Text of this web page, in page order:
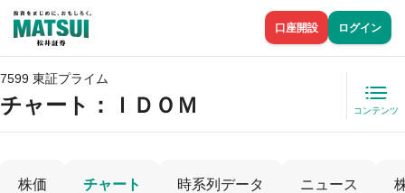
口座開設 ログイン
7599 東証プライム
チャート： ＩＤＯＭ コンテンツ
株価 チャート 時系列データ ニュース